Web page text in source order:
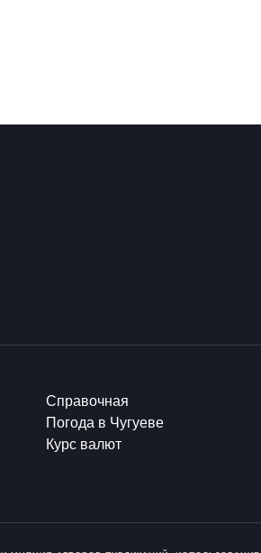
Справочная
Погода в Чугуеве
Курс валют